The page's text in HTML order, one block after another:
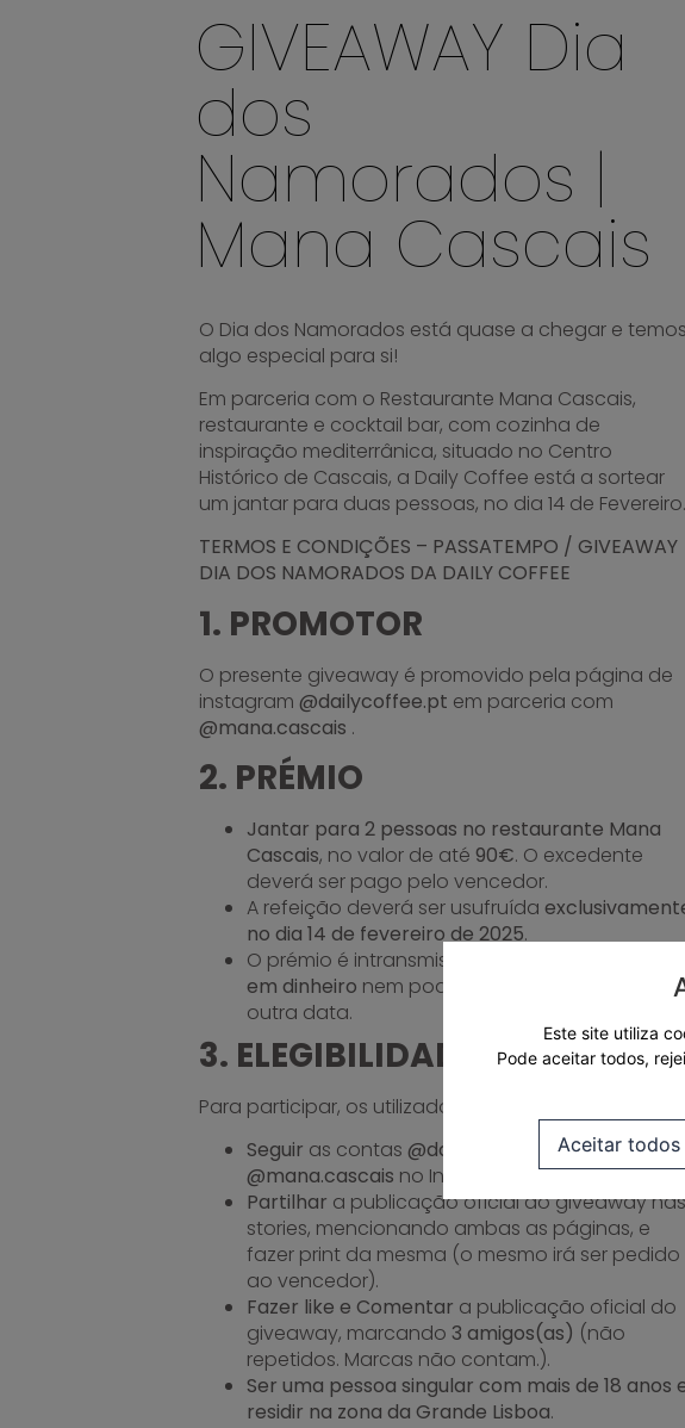
GIVEAWAY Dia
dos
Namorados |
Mana Cascais
O Dia dos Namorados está quase a chegar e temos
algo especial para si!
Em parceria com o Restaurante Mana Cascais,
restaurante e cocktail bar, com cozinha de
inspiração mediterrânica, situado no Centro
Histórico de Cascais, a Daily Coffee está a sortear
um jantar para duas pessoas, no dia 14 de Fevereiro.
TERMOS E CONDIÇÕES – PASSATEMPO / GIVEAWAY
DIA DOS NAMORADOS DA DAILY COFFEE
1. PROMOTOR
O presente giveaway é promovido pela página de
instagram @dailycoffee.pt em parceria com
@mana.cascais .
2. PRÉMIO
Jantar para 2 pessoas no restaurante Mana
Cascais, no valor de até 90€. O excedente
deverá ser pago pelo vencedor.
A refeição deverá ser usufruída
no dia 14 de fevereiro de 2025.
O prémio é intransmissível e
em dinheiro nem pode ser transferido para
outra data.
3. ELEGIBILIDADE
Para participar, os utilizadores devem:
Seguir as contas @dailycoffee.pt e
@mana.cascais no Instagram.
Partilhar a publicação oficial do giveaway nas
stories, mencionando ambas as páginas, e
fazer print da mesma (o mesmo irá ser pedido
ao vencedor).
Fazer like e Comentar a publicação oficial do
giveaway, marcando 3 amigos(as) (não
repetidos. Marcas não contam.).
Ser uma pessoa singular com mais de 18 anos
residir na zona da Grande Lisboa.
Este site utiliza
Pode aceitar todos,
Aceitar todos